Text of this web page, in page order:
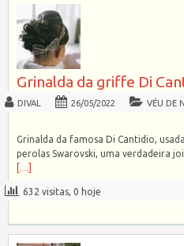
Grinalda da griffe Di
DIVAL 26/05/2022 VÉU DE
Grinalda da famosa Di Cantidio,
perolas Swarovski, uma verdadeira
[…]
632 visitas, 0 hoje